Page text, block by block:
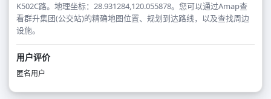
K502C路。地理坐标：28.931284,120.055878。您可以通过Amap查
看群升集团(公交站)的精确地图位置、规划到达路线，以及查找周边
设施。
用户评价
匿名用户